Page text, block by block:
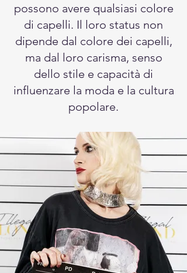
possono avere qualsiasi colore
di capelli. Il loro status non
dipende dal colore dei capelli,
ma dal loro carisma, senso
dello stile e capacità di
influenzare la moda e la cultura
popolare.